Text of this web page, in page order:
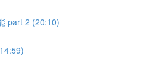
part 2 (20:10)